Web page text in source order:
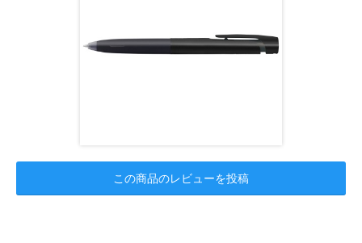
この商品のレビューを投稿